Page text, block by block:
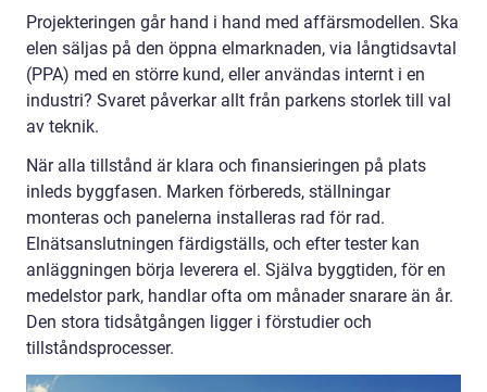
Projekteringen går hand i hand med affärsmodellen. Ska
elen säljas på den öppna elmarknaden, via långtidsavtal
(PPA) med en större kund, eller användas internt i en
industri? Svaret påverkar allt från parkens storlek till val
av teknik.
När alla tillstånd är klara och finansieringen på plats
inleds byggfasen. Marken förbereds, ställningar
monteras och panelerna installeras rad för rad.
Elnätsanslutningen färdigställs, och efter tester kan
anläggningen börja leverera el. Själva byggtiden, för en
medelstor park, handlar ofta om månader snarare än år.
Den stora tidsåtgången ligger i förstudier och
tillståndsprocesser.